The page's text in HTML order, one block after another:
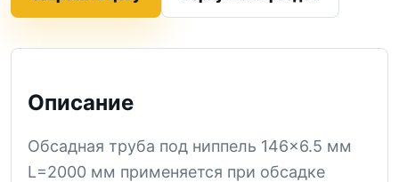
Описание
Обсадная труба под ниппель 146×6.5 мм
L=2000 мм применяется при обсадке